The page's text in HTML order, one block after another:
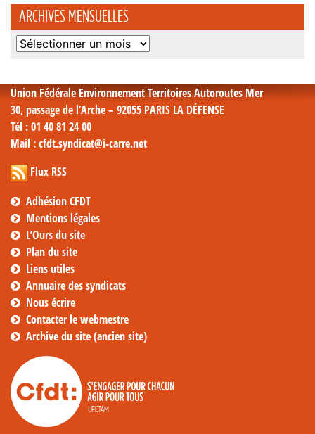
ARCHIVES MENSUELLES
Archives
Union Fédérale Environnement Territoires Autoroutes Mer
30, passage de l’Arche – 92055 PARIS LA DÉFENSE
Tél : 01 40 81 24 00
Mail : cfdt.syndicat@i-carre.net
Flux RSS
Adhésion CFDT
Mentions légales
L’Ours du site
Plan du site
Liens utiles
Annuaire des syndicats
Nous écrire
Contacter le webmestre
Archive du site (ancien site)